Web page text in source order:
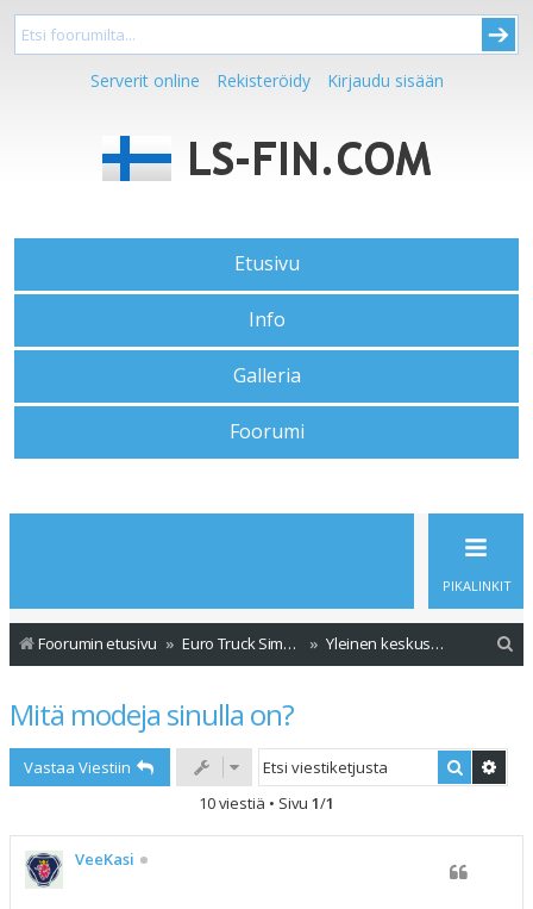
Serverit online Rekisteröidy Kirjaudu sisään
Etusivu
Info
Galleria
Foorumi
PIKALINKIT
Foorumin etusivu Euro Truck Simulator 2 Yleinen keskustelu
Mitä modeja sinulla on?
Vastaa Viestiin Etsi
10 viestiä • Sivu 1/1
VeeKasi